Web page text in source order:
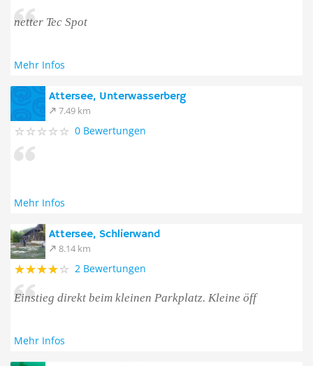
netter Tec Spot
Mehr Infos
Attersee, Unterwasserberg
7.49 km
0 Bewertungen
Mehr Infos
Attersee, Schlierwand
8.14 km
2 Bewertungen
Einstieg direkt beim kleinen Parkplatz. Kleine öff
Mehr Infos